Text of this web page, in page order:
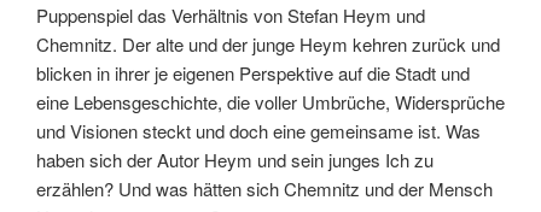
Puppenspiel das Verhältnis von Stefan Heym und
Chemnitz. Der alte und der junge Heym kehren zurück und
blicken in ihrer je eigenen Perspektive auf die Stadt und
eine Lebensgeschichte, die voller Umbrüche, Widersprüche
und Visionen steckt und doch eine gemeinsame ist. Was
haben sich der Autor Heym und sein junges Ich zu
erzählen? Und was hätten sich Chemnitz und der Mensch